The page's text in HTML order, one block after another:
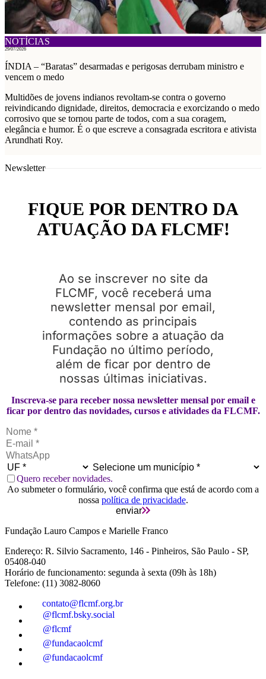
NOTÍCIAS
29/07/2026
ÍNDIA – “Baratas” desarmadas e perigosas derrubam ministro e
vencem o medo
Multidões de jovens indianos revoltam-se contra o governo
reivindicando dignidade, direitos, democracia e exorcizando o medo
corrosivo que se tornou parte de todos, com a sua coragem,
elegância e humor. É o que escreve a consagrada escritora e ativista
Arundhati Roy.
Newsletter
Inscreva-se para receber nossa newsletter mensal por email e
ficar por dentro das novidades, cursos e atividades da FLCMF.
Quero receber novidades.
Ao submeter o formulário, você confirma que está de acordo com a
nossa política de privacidade.
enviar
FIQUE POR DENTRO DA
ATUAÇÃO DA FLCMF!
Ao se inscrever no site da
FLCMF, você receberá uma
newsletter mensal por email,
contendo as principais
informações sobre a atuação da
Fundação no último período,
além de ficar por dentro de
nossas últimas iniciativas.
Fundação Lauro Campos e Marielle Franco
Endereço: R. Silvio Sacramento, 146 - Pinheiros, São Paulo - SP,
05408-040
Horário de funcionamento: segunda à sexta (09h às 18h)
Telefone: (11) 3082-8060
contato@flcmf.org.br
@flcmf.bsky.social
@flcmf
@fundacaolcmf
@fundacaolcmf